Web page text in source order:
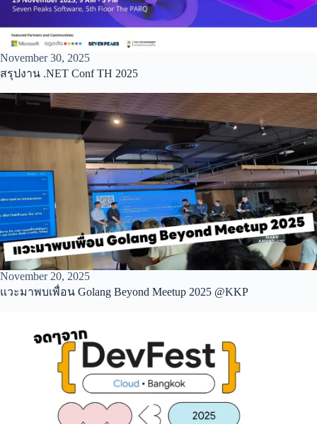
November 30, 2025
สรุปงาน .NET Conf TH 2025
November 20, 2025
แวะมาพบเพื่อน Golang Beyond Meetup 2025 @KKP